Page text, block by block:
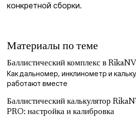
конкретной сборки.
Материалы по теме
Баллистический комплекс в
Как дальномер, инклинометр и
работают вместе
Баллистический калькулятор
PRO: настройка и калибровка